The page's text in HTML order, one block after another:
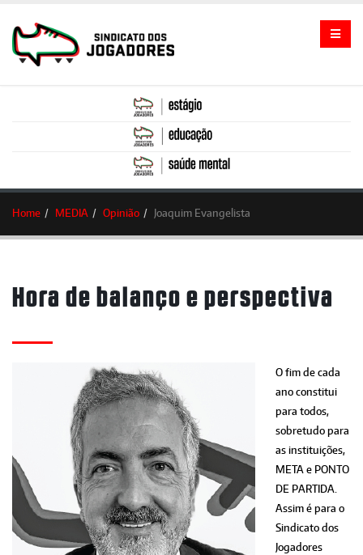
Home MEDIA Opinião Joaquim Evangelista
Hora de balanço e perspectiva
O fim de cada
ano constitui
para todos,
sobretudo para
as instituições,
META e PONTO
DE PARTIDA.
Assim é para o
Sindicato dos
Jogadores